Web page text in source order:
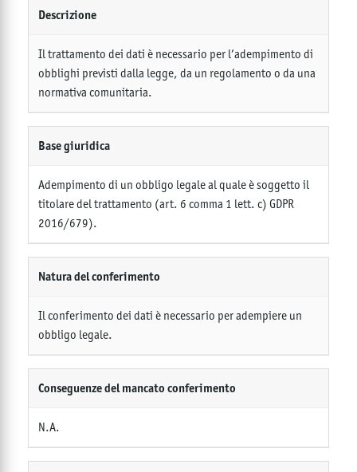
Descrizione
Il trattamento dei dati è necessario per l’adempimento di
obblighi previsti dalla legge, da un regolamento o da una
normativa comunitaria.
Base giuridica
Adempimento di un obbligo legale al quale è soggetto il
titolare del trattamento (art. 6 comma 1 lett. c) GDPR
2016/679).
Natura del conferimento
Il conferimento dei dati è necessario per adempiere un
obbligo legale.
Conseguenze del mancato conferimento
N.A.